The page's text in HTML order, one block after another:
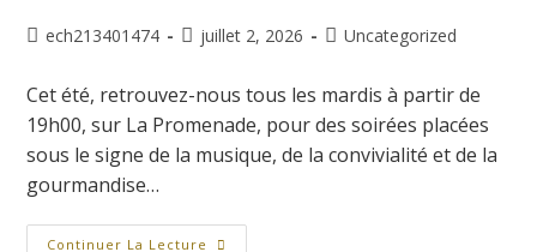
ech213401474 juillet 2, 2026 Uncategorized
Cet été, retrouvez-nous tous les mardis à partir de
19h00, sur La Promenade, pour des soirées placées
sous le signe de la musique, de la convivialité et de la
gourmandise…
Continuer La Lecture